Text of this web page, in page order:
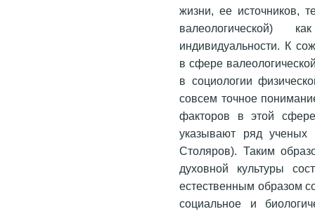
жизни, ее источников,
валеологической)
индивидуальности. К
в сфере
в социологии
совсем точное
факторов в этой
указывают ряд
Столяров). Таким
духовной культуры
естественным образом
социальное и